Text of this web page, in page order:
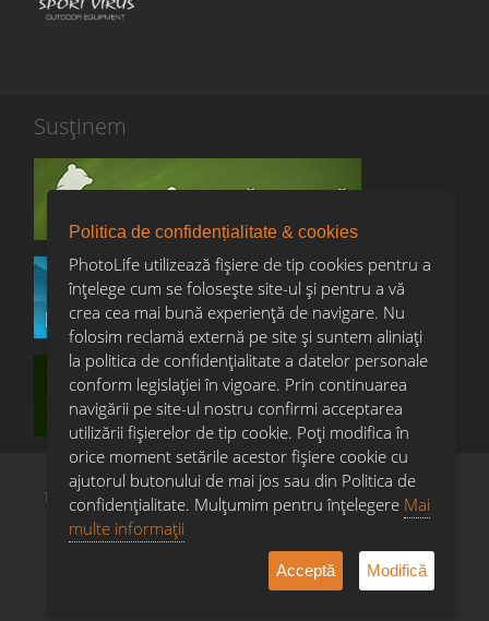
Susținem
Termeni & condiții Confidențialitate & cookies
Copyright
Întrebări frecvente
un site marca
implementat de
SSL-Software
Politica de confidențialitate & cookies
PhotoLife utilizează fișiere de tip cookies pentru a
înțelege cum se folosește site-ul și pentru a vă
crea cea mai bună experiență de navigare. Nu
folosim reclamă externă pe site și suntem aliniați
la politica de confidențialitate a datelor personale
conform legislației în vigoare. Prin continuarea
navigării pe site-ul nostru confirmi acceptarea
utilizării fişierelor de tip cookie. Poți modifica în
orice moment setările acestor fişiere cookie cu
ajutorul butonului de mai jos sau din Politica de
confidențialitate. Mulțumim pentru înțelegere Mai
multe informații
Acceptă Modifică